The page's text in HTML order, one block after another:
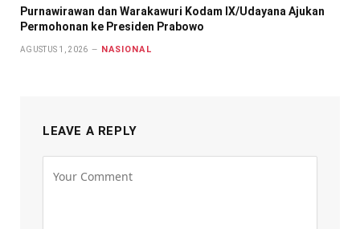
Purnawirawan dan Warakawuri Kodam IX/Udayana Ajukan
Permohonan ke Presiden Prabowo
AGUSTUS 1, 2026 NASIONAL
LEAVE A REPLY